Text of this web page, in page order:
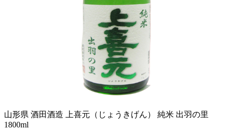
山形県 酒田酒造 上喜元（じょうきげん） 純米 出羽の里
1800ml